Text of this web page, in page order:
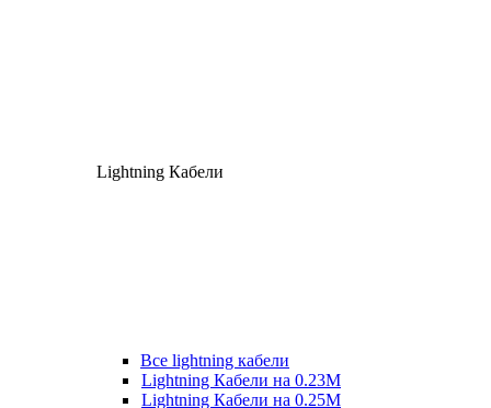
Lightning Кабели
Все lightning кабели
Lightning Кабели на 0.23М
Lightning Кабели на 0.25М